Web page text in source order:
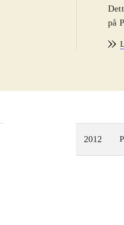
på
spil
2012